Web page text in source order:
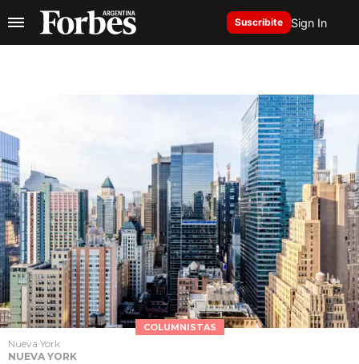
Suscribite Sign In
COLUMNISTAS
Nueva York
NUEVA YORK